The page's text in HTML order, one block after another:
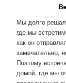
Мы долго
где мы
как он
замечательно,
Поэтому
домой, где мы